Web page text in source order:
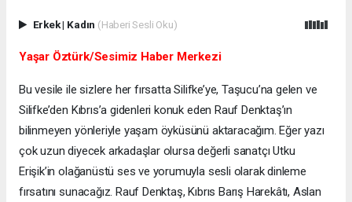
Erkek| Kadın (Haberi Sesli Oku)
Yaşar Öztürk/Sesimiz Haber Merkezi
Bu vesile ile sizlere her fırsatta Silifke’ye, Taşucu’na gelen ve
Silifke’den Kıbrıs’a gidenleri konuk eden Rauf Denktaş’ın
bilinmeyen yönleriyle yaşam öyküsünü aktaracağım. Eğer yazı
çok uzun diyecek arkadaşlar olursa değerli sanatçı Utku
Erişik’in olağanüstü ses ve yorumuyla sesli olarak dinleme
fırsatını sunacağız. Rauf Denktaş, Kıbrıs Barış Harekâtı, Aslan